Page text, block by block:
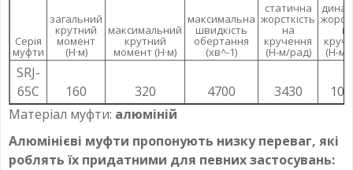
Серія
муфти
загальний
крутний
момент
(Н·м)
максимальний
крутний
момент (Н·м)
максимальна
швидкість
обертання
(хв^-1)
статична
жорсткість
на
кручення
(Н-м/рад) (Н-м/
SRJ-
65C
160 320 4700 3430
Матеріал муфти: алюміній
Алюмінієві муфти пропонують низку переваг, які
роблять їх придатними для певних застосувань: